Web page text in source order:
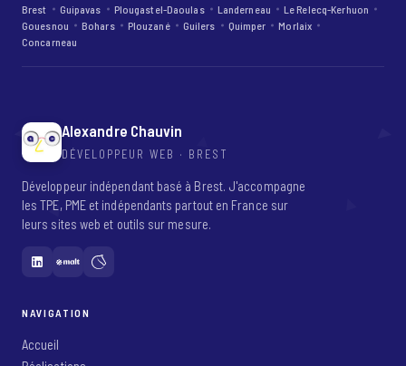
Brest
Guipavas Plougastel-Daoulas Landerneau
Le Relecq-Kerhuon
Gouesnou
Bohars Plouzané Guilers Quimper
Morlaix
Concarneau
Alexandre Chauvin
DÉVELOPPEUR WEB · BREST
Développeur indépendant basé à Brest. J'accompagne
les TPE, PME et indépendants partout en France sur
leurs sites web et outils sur mesure.
NAVIGATION
Accueil